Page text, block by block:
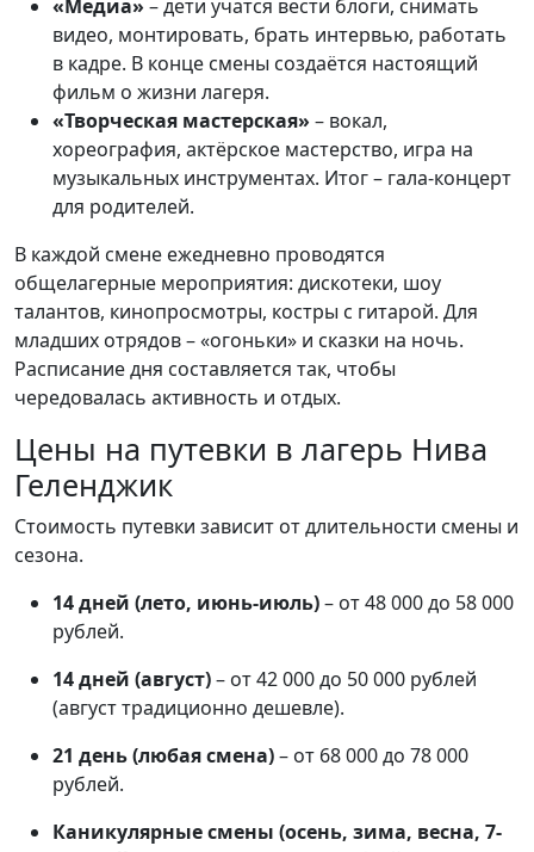
«Медиа» – дети учатся вести блоги, снимать
видео, монтировать, брать интервью, работать
в кадре. В конце смены создаётся настоящий
фильм о жизни лагеря.
«Творческая мастерская» – вокал,
хореография, актёрское мастерство, игра на
музыкальных инструментах. Итог – гала-концерт
для родителей.
В каждой смене ежедневно проводятся
общелагерные мероприятия: дискотеки, шоу
талантов, кинопросмотры, костры с гитарой. Для
младших отрядов – «огоньки» и сказки на ночь.
Расписание дня составляется так, чтобы
чередовалась активность и отдых.
Цены на путевки в лагерь Нива
Геленджик
Стоимость путевки зависит от длительности смены и
сезона.
14 дней (лето, июнь-июль)– от 48 000 до 58 000
рублей.
14 дней (август)– от 42 000 до 50 000 рублей
(август традиционно дешевле).
21 день (любая смена)– от 68 000 до 78 000
рублей.
Каникулярные смены (осень, зима, весна, 7-